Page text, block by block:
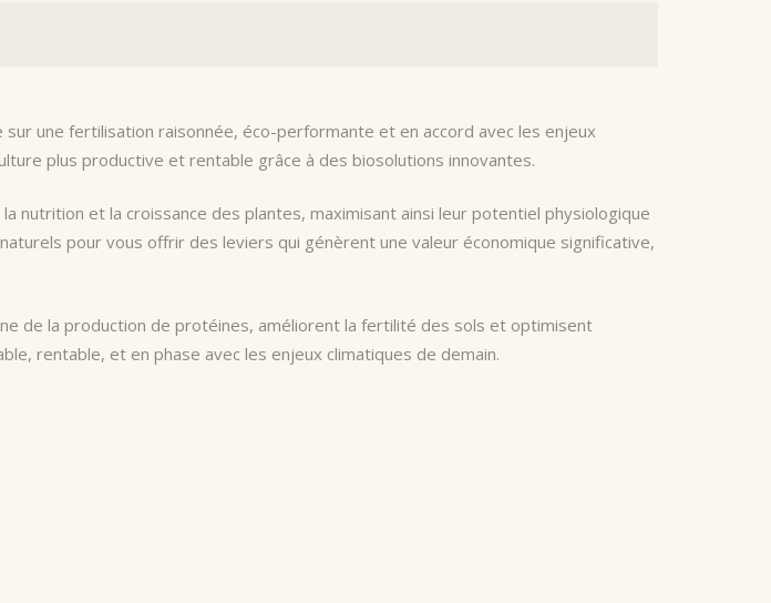
une fertilisation raisonnée, éco-performante et en accord avec les enjeux
plus productive et rentable grâce à des biosolutions innovantes.
nutrition et la croissance des plantes, maximisant ainsi leur potentiel physiologique
pour vous offrir des leviers qui génèrent une valeur économique significative,
de la production de protéines, améliorent la fertilité des sols et optimisent
rentable, et en phase avec les enjeux climatiques de demain.